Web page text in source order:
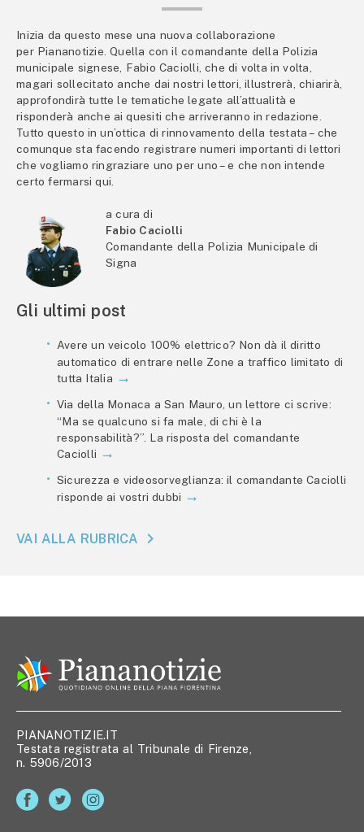
Inizia da questo mese una nuova collaborazione
per Piananotizie. Quella con il comandante della Polizia
municipale signese, Fabio Caciolli, che di volta in volta,
magari sollecitato anche dai nostri lettori, illustrerà, chiarirà,
approfondirà tutte le tematiche legate all’attualità e
risponderà anche ai quesiti che arriveranno in redazione.
Tutto questo in un’ottica di rinnovamento della testata – che
comunque sta facendo registrare numeri importanti di lettori
che vogliamo ringraziare uno per uno – e che non intende
certo fermarsi qui.
a cura di
Fabio Caciolli
Comandante della Polizia Municipale di
Signa
Gli ultimi post
Avere un veicolo 100% elettrico? Non dà il diritto
automatico di entrare nelle Zone a traffico limitato di
tutta Italia
Via della Monaca a San Mauro, un lettore ci scrive:
“Ma se qualcuno si fa male, di chi è la
responsabilità?”. La risposta del comandante
Caciolli
Sicurezza e videosorveglianza: il comandante Caciolli
risponde ai vostri dubbi
VAI ALLA RUBRICA
PIANANOTIZIE.IT
Testata registrata al Tribunale di Firenze,
n. 5906/2013